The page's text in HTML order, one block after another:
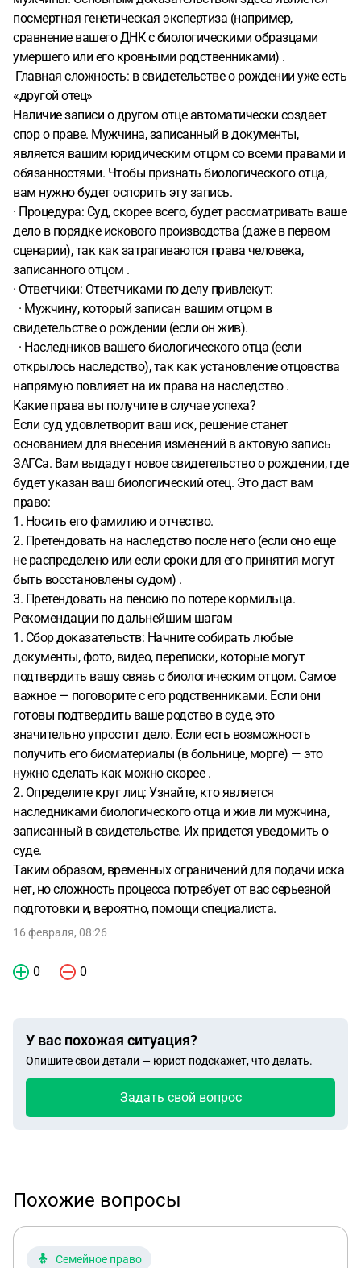
посмертная генетическая экспертиза (например,
сравнение вашего ДНК с биологическими образцами
умершего или его кровными родственниками) .
️ Главная сложность: в свидетельстве о рождении уже есть
«другой отец»
Наличие записи о другом отце автоматически создает
спор о праве. Мужчина, записанный в документы,
является вашим юридическим отцом со всеми правами и
обязанностями. Чтобы признать биологического отца,
вам нужно будет оспорить эту запись.
· Процедура: Суд, скорее всего, будет рассматривать ваше
дело в порядке искового производства (даже в первом
сценарии), так как затрагиваются права человека,
записанного отцом .
· Ответчики: Ответчиками по делу привлекут:
· Мужчину, который записан вашим отцом в
свидетельстве о рождении (если он жив).
· Наследников вашего биологического отца (если
открылось наследство), так как установление отцовства
напрямую повлияет на их права на наследство .
Какие права вы получите в случае успеха?
Если суд удовлетворит ваш иск, решение станет
основанием для внесения изменений в актовую запись
ЗАГСа. Вам выдадут новое свидетельство о рождении, где
будет указан ваш биологический отец. Это даст вам
право:
1. Носить его фамилию и отчество.
2. Претендовать на наследство после него (если оно еще
не распределено или если сроки для его принятия могут
быть восстановлены судом) .
3. Претендовать на пенсию по потере кормильца.
Рекомендации по дальнейшим шагам
1. Сбор доказательств: Начните собирать любые
документы, фото, видео, переписки, которые могут
подтвердить вашу связь с биологическим отцом. Самое
важное — поговорите с его родственниками. Если они
готовы подтвердить ваше родство в суде, это
значительно упростит дело. Если есть возможность
получить его биоматериалы (в больнице, морге) — это
нужно сделать как можно скорее .
2. Определите круг лиц: Узнайте, кто является
наследниками биологического отца и жив ли мужчина,
записанный в свидетельстве. Их придется уведомить о
суде.
Таким образом, временных ограничений для подачи иска
нет, но сложность процесса потребует от вас серьезной
подготовки и, вероятно, помощи специалиста.
16 февраля, 08:26
0 0
У вас похожая ситуация?
Опишите свои детали — юрист подскажет, что делать.
Задать свой вопрос
Похожие вопросы
Семейное право